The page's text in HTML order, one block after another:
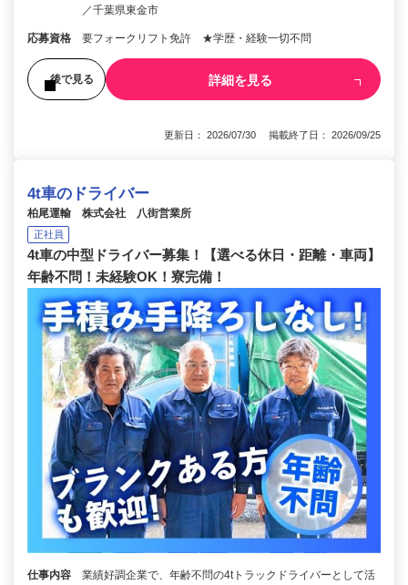
／千葉県東金市
応募資格 要フォークリフト免許 ★学歴・経験一切不問
後で見る 詳細を見る
更新日： 2026/07/30 掲載終了日： 2026/09/25
4t車のドライバー
柏尾運輸 株式会社 八街営業所
正社員
4t車の中型ドライバー募集！【選べる休日・距離・車両】
年齢不問！未経験OK！寮完備！
仕事内容
業績好調企業で、年齢不問の4tトラックドライバーとして活